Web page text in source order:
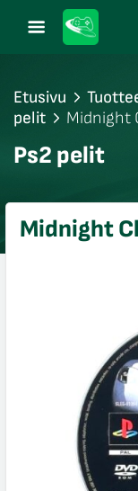
Etusivu
pelit
Midnight
Ps2 pelit
Midnight
sulje
sulje